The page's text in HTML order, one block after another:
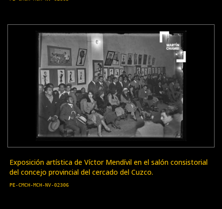
Exposición artística de Víctor Mendívil en el salón consistorial
del concejo provincial del cercado del Cuzco.
PE-CMCH-MCH-NV-02306